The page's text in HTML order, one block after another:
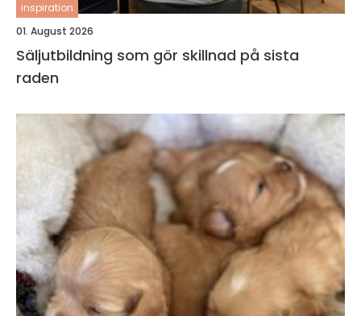
inspiration
01. August 2026
Säljutbildning som gör skillnad på sista
raden